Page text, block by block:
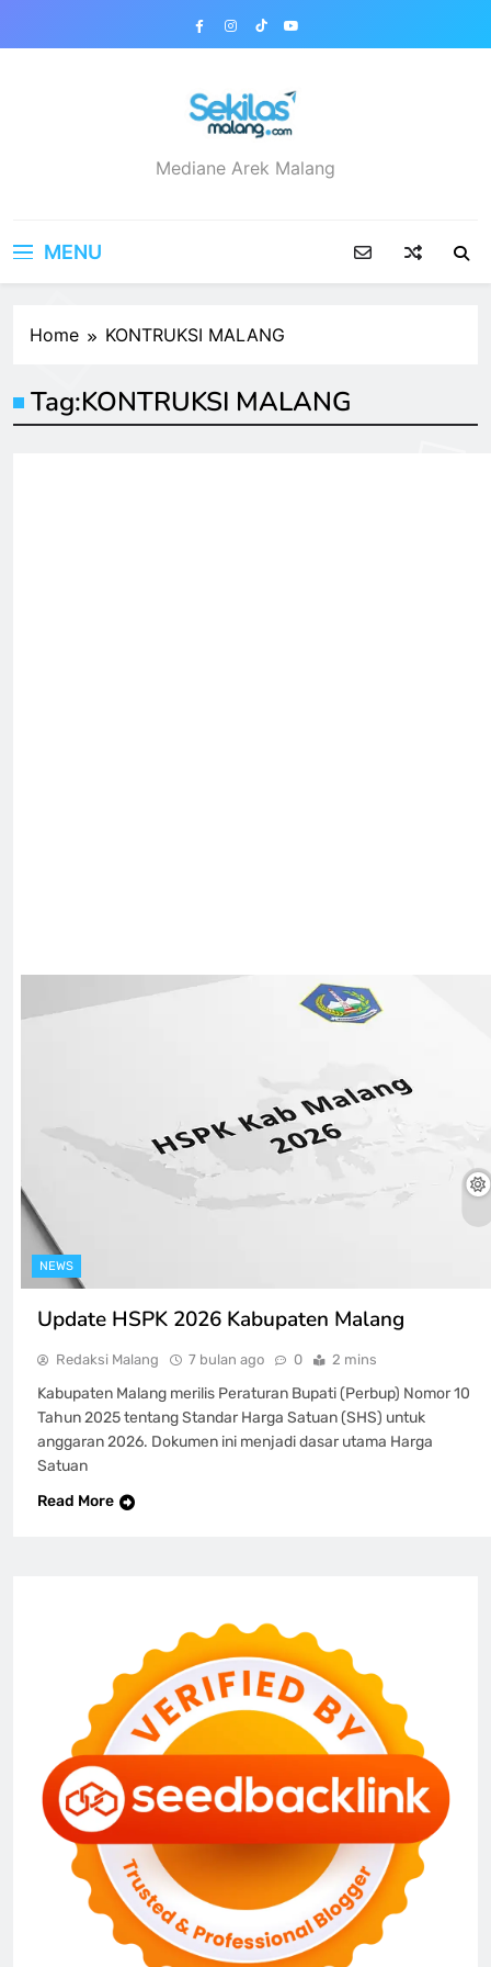
sekilasmalang.com
Mediane Arek Malang
MENU
Home KONTRUKSI MALANG
Tag:KONTRUKSI MALANG
NEWS
Update HSPK 2026 Kabupaten Malang
Redaksi Malang 7 bulan ago 0 2 mins
Kabupaten Malang merilis Peraturan Bupati (Perbup) Nomor 10
Tahun 2025 tentang Standar Harga Satuan (SHS) untuk
anggaran 2026. Dokumen ini menjadi dasar utama Harga
Satuan
Read More